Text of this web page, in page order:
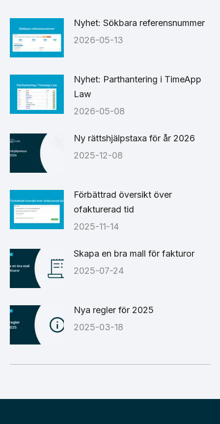
Nyhet: Sökbara referensnummer
2026-05-13
Nyhet: Parthantering i TimeApp
Law
2026-05-08
Ny rättshjälpstaxa för år 2026
2025-12-08
Förbättrad översikt över
ofakturerad tid
2025-11-14
Skapa en bra mall för fakturor
2025-07-24
Nya regler för 2025
2025-03-18